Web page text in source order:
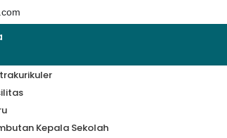
Kepala Sekolah